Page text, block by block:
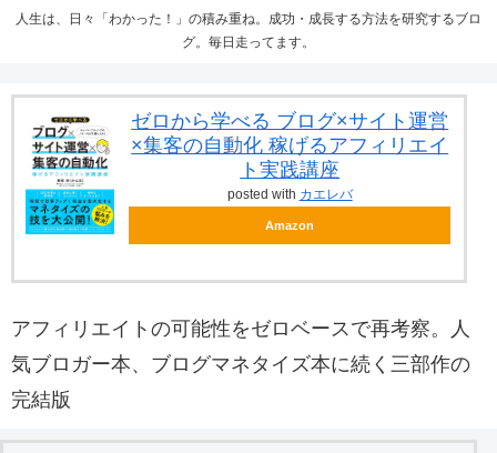
人生は、日々「わかった！」の積み重ね。成功・成長する方法を研究するブロ
グ。毎日走ってます。
ゼロから学べる ブログ×サイト運営
×集客の自動化 稼げるアフィリエイ
ト実践講座
posted with カエレバ
Amazon
アフィリエイトの可能性をゼロベースで再考察。人
気ブロガー本、ブログマネタイズ本に続く三部作の
完結版